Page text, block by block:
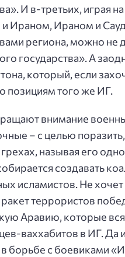
И в-третьих, играя
Ираном, Ираном и
региона, можно не
государства». А
который, если
позициям того же ИГ.
внимание
– с целью
называя его
создавать
исламистов. Не
террористов
Аравию, которые
ваххабитов в ИГ.
с боевиками